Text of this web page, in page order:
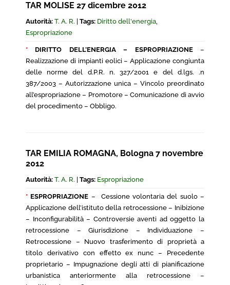
TAR MOLISE 27 dicembre 2012
Autorità: T. A. R. Tags: Diritto dell'energia,
Espropriazione
* DIRITTO DELL’ENERGIA – ESPROPRIAZIONE–
Realizzazione di impianti eolici – Applicazione congiunta
delle norme del d.P.R. n. 327/2001 e del d.lgs. .n
387/2003 – Autorizzazione unica – Vincolo preordinato
all’espropriazione – Promotore – Comunicazione di avvio
del procedimento – Obbligo.
TAR EMILIA ROMAGNA, Bologna 7 novembre
2012
Autorità: T. A. R. Tags: Espropriazione
* ESPROPRIAZIONE – Cessione volontaria del suolo –
Applicazione dell’istituto della retrocessione – Inibizione
– Inconfigurabilità – Controversie aventi ad oggetto la
retrocessione – Giurisdizione – Individuazione –
Retrocessione – Nuovo trasferimento di proprietà a
titolo derivativo con effetto ex nunc – Precedente
proprietario – Impugnazione degli atti di pianificazione
urbanistica anteriormente alla retrocessione –